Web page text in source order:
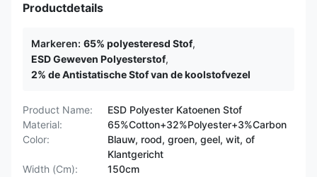
Productdetails
Markeren: 65% polyesteresd Stof,
ESD Geweven Polyesterstof,
2% de Antistatische Stof van de koolstofvezel
Product Name:
ESD Polyester Katoenen Stof
Material:
65%Cotton+32%Polyester+3%Carbon
Color:
Blauw, rood, groen, geel, wit, of
Klantgericht
Width (Cm):
150cm